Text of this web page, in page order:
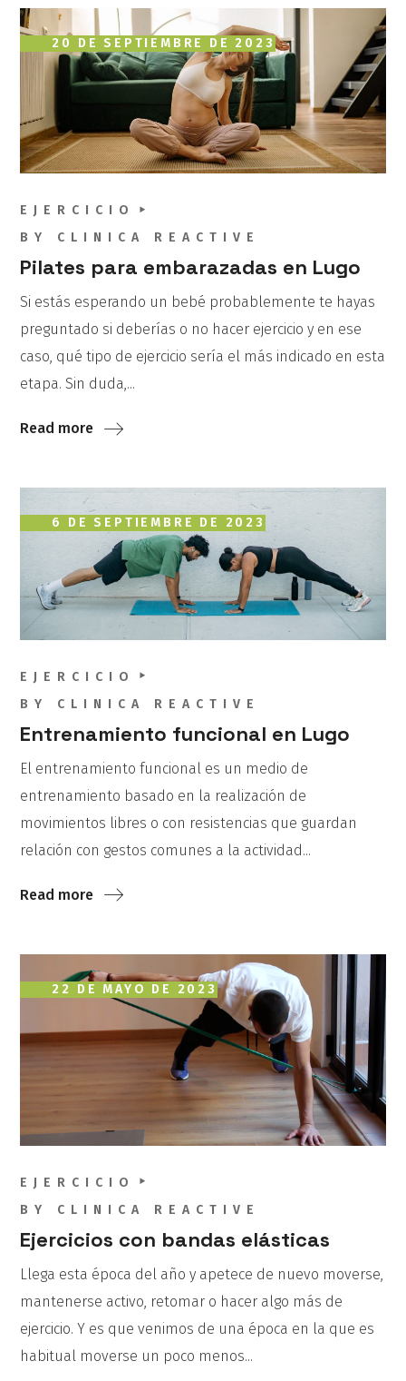
20 DE SEPTIEMBRE DE 2023
EJERCICIO
BY CLINICA REACTIVE
Pilates para embarazadas en Lugo
Si estás esperando un bebé probablemente te hayas
preguntado si deberías o no hacer ejercicio y en ese
caso, qué tipo de ejercicio sería el más indicado en esta
etapa. Sin duda,...
Read more
6 DE SEPTIEMBRE DE 2023
EJERCICIO
BY CLINICA REACTIVE
Entrenamiento funcional en Lugo
El entrenamiento funcional es un medio de
entrenamiento basado en la realización de
movimientos libres o con resistencias que guardan
relación con gestos comunes a la actividad...
Read more
22 DE MAYO DE 2023
EJERCICIO
BY CLINICA REACTIVE
Ejercicios con bandas elásticas
Llega esta época del año y apetece de nuevo moverse,
mantenerse activo, retomar o hacer algo más de
ejercicio. Y es que venimos de una época en la que es
habitual moverse un poco menos...